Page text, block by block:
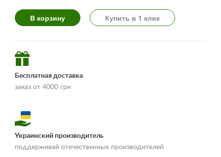
В корзину Купить в 1 клик
Бесплатная доставка
заказ от 4000 грн
доставки и оплаты»
Украинский производитель
поддерживай отечественных производителей